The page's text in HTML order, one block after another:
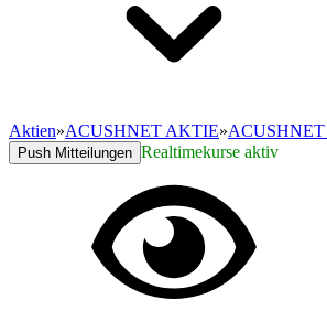
Aktien»ACUSHNET AKTIE»ACUSHNET
Push Mitteilungen Realtimekurse aktiv